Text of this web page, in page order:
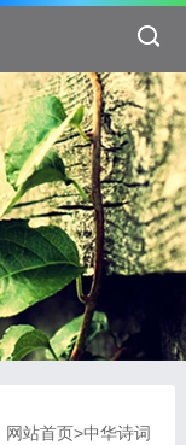
网站首页>中华诗词